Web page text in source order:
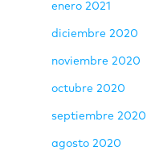
enero 2021
diciembre 2020
noviembre 2020
octubre 2020
septiembre 2020
agosto 2020